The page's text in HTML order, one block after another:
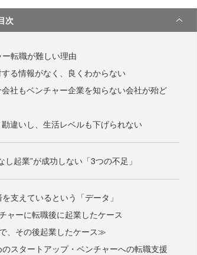
次
転職が難しい理由
る情報がなく、良くわからない
社もベンチャー企業を知らない会社が殆ど
違いし、生活レベルも下げられない
起業”が成功しない「3つの不足」
支えているという「データ」
ャーに転職後に起業したケース
、その後起業したケース≫
スタートアップ・ベンチャーへの転職支援